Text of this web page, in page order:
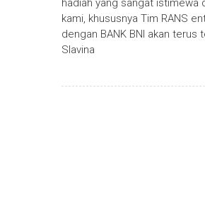
hadiah yang sangat istimewa
kami, khususnya Tim RANS
dengan BANK BNI akan terus
Slavina